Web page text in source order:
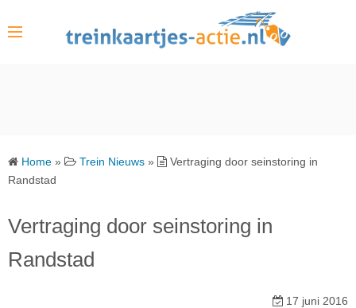
Home » Trein Nieuws »
Vertraging door seinstoring in
Randstad
Vertraging door seinstoring in
Randstad
17 juni 2016